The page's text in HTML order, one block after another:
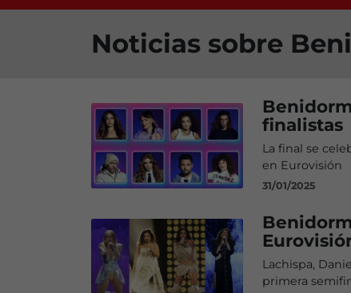
Noticias sobre
finalistas
La final se
en Eurovisión
31/01/2025
Lachispa,
primera